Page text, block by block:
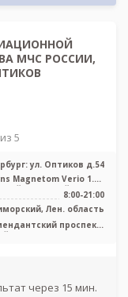
МЧС РОССИИ,
5
ул. Оптиков д.54
Magnetom Verio 1.5T
закрытый тип, КТ
Siemens ...
8:00-21:00
Лен. область
проспект,
остров, Пионерская,
через 15 мин.